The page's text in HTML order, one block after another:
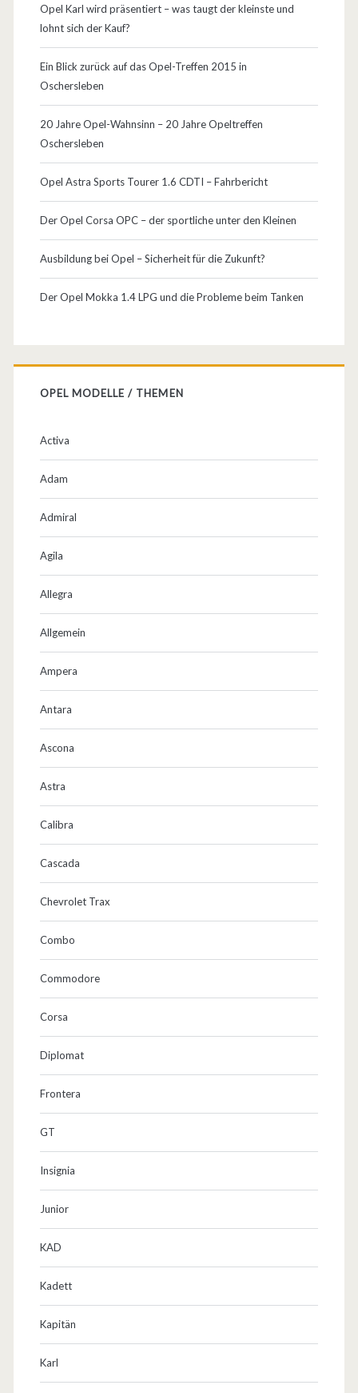
Opel Karl wird präsentiert – was taugt der kleinste und
lohnt sich der Kauf?
Ein Blick zurück auf das Opel-Treffen 2015 in
Oschersleben
20 Jahre Opel-Wahnsinn – 20 Jahre Opeltreffen
Oschersleben
Opel Astra Sports Tourer 1.6 CDTI – Fahrbericht
Der Opel Corsa OPC – der sportliche unter den Kleinen
Ausbildung bei Opel – Sicherheit für die Zukunft?
Der Opel Mokka 1.4 LPG und die Probleme beim Tanken
OPEL MODELLE / THEMEN
Activa
Adam
Admiral
Agila
Allegra
Allgemein
Ampera
Antara
Ascona
Astra
Calibra
Cascada
Chevrolet Trax
Combo
Commodore
Corsa
Diplomat
Frontera
GT
Insignia
Junior
KAD
Kadett
Kapitän
Karl